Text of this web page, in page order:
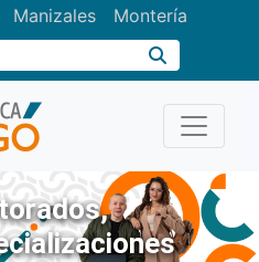
Manizales Montería